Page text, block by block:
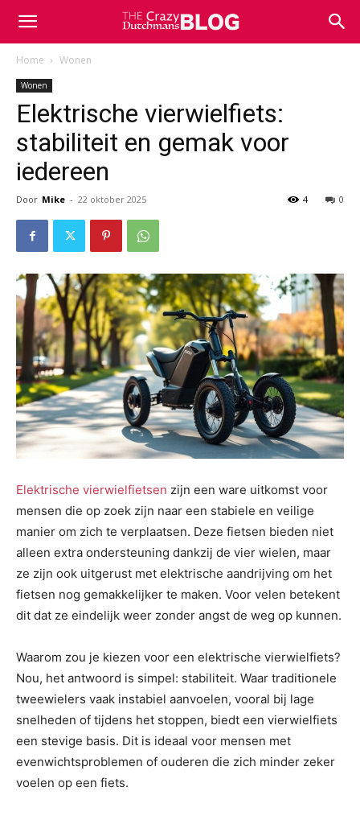
Home Wonen
Wonen
Elektrische vierwielfiets:
stabiliteit en gemak voor
iedereen
Door Mike - 22 oktober 2025 0
4
Elektrische vierwielfietsen zijn een ware uitkomst voor
mensen die op zoek zijn naar een stabiele en veilige
manier om zich te verplaatsen. Deze fietsen bieden niet
alleen extra ondersteuning dankzij de vier wielen, maar
ze zijn ook uitgerust met elektrische aandrijving om het
fietsen nog gemakkelijker te maken. Voor velen betekent
dit dat ze eindelijk weer zonder angst de weg op kunnen.
Waarom zou je kiezen voor een elektrische vierwielfiets?
Nou, het antwoord is simpel: stabiliteit. Waar traditionele
tweewielers vaak instabiel aanvoelen, vooral bij lage
snelheden of tijdens het stoppen, biedt een vierwielfiets
een stevige basis. Dit is ideaal voor mensen met
evenwichtsproblemen of ouderen die zich minder zeker
voelen op een fiets.